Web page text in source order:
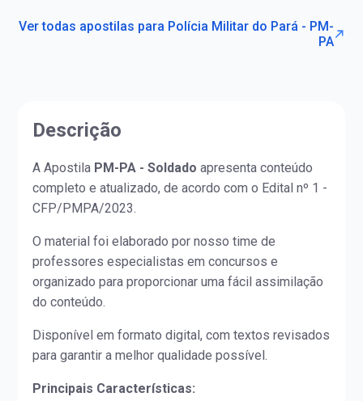
Ver todas apostilas para Polícia Militar do Pará - PM-
PA
Descrição
A Apostila PM-PA - Soldado apresenta conteúdo
completo e atualizado, de acordo com o Edital nº 1 -
CFP/PMPA/2023.
O material foi elaborado por nosso time de
professores especialistas em concursos e
organizado para proporcionar uma fácil assimilação
do conteúdo.
Disponível em formato digital, com textos revisados
para garantir a melhor qualidade possível.
Principais Características: